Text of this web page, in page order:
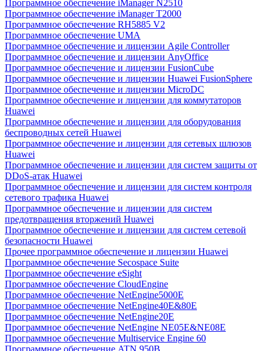
Программное обеспечение iManager N2510
Программное обеспечение iManager T2000
Программное обеспечение RH5885 V2
Программное обеспечение UMA
Программное обеспечение и лицензии Agile Controller
Программное обеспечение и лицензии AnyOffice
Программное обеспечение и лицензии FusionCube
Программное обеспечение и лицензии Huawei FusionSphere
Программное обеспечение и лицензии MicroDC
Программное обеспечение и лицензии для коммутаторов
Huawei
Программное обеспечение и лицензии для оборудования
беспроводных сетей Huawei
Программное обеспечение и лицензии для сетевых шлюзов
Huawei
Программное обеспечение и лицензии для систем защиты от
DDoS-атак Huawei
Программное обеспечение и лицензии для систем контроля
сетевого трафика Huawei
Программное обеспечение и лицензии для систем
предотвращения вторжений Huawei
Программное обеспечение и лицензии для систем сетевой
безопасности Huawei
Прочее программное обеспечение и лицензии Huawei
Программное обеспечение Secospace Suite
Программное обеспечение eSight
Программное обеспечение CloudEngine
Программное обеспечение NetEngine5000E
Программное обеспечение NetEngine40E&80E
Программное обеспечение NetEngine20E
Программное обеспечение NetEngine NE05E&NE08E
Программное обеспечение Multiservice Engine 60
Программное обеспечение ATN 950B